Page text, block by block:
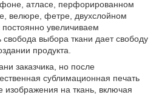
атласе, перфорированном
велюре, фетре, двухслойном
увеличиваем
свобода выбора ткани дает свободу
продукта.
заказчика, но после
сублимационная печать
изображения на ткань, включая